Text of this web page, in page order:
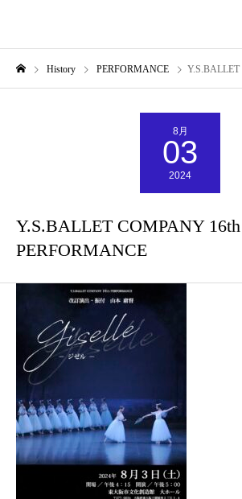
History PERFORMANCE Y.S.BALLET
8月
03
2024
Y.S.BALLET COMPANY 16th
PERFORMANCE